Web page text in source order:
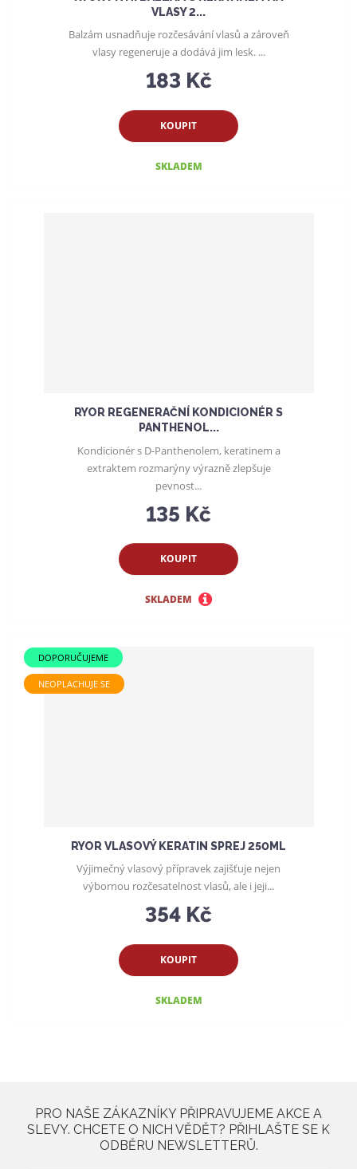
VLASY 2...
183 Kč
KOUPIT
SKLADEM
Balzám usnadňuje rozčesávání vlasů a zároveň
vlasy regeneruje a dodává jim lesk. ...
RYOR REGENERAČNÍ KONDICIONÉR S
PANTHENOL...
135 Kč
KOUPIT
SKLADEM
Kondicionér s D-Panthenolem, keratinem a
extraktem rozmarýny výrazně zlepšuje
pevnost...
DOPORUČUJEME
NEOPLACHUJE SE
RYOR VLASOVÝ KERATIN SPREJ 250ML
354 Kč
KOUPIT
SKLADEM
Výjimečný vlasový přípravek zajišťuje nejen
výbornou rozčesatelnost vlasů, ale i jeji...
PRO NAŠE ZÁKAZNÍKY PŘIPRAVUJEME AKCE A
SLEVY. CHCETE O NICH VĚDĚT? PŘIHLAŠTE SE K
ODBĚRU NEWSLETTERŮ.